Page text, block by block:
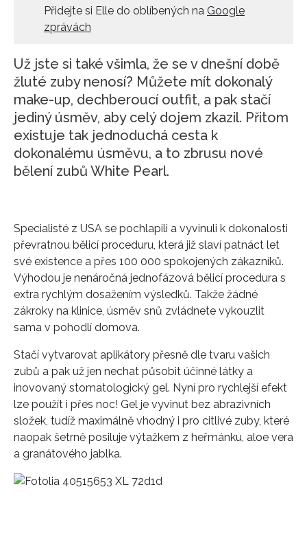
Přidejte si Elle do oblíbených na Google
zprávách
Už jste si také všimla, že se v dnešní době
žluté zuby nenosí? Můžete mít dokonalý
make-up, dechberoucí outfit, a pak stačí
jediný úsměv, aby celý dojem zkazil. Přitom
existuje tak jednoduchá cesta k
dokonalému úsměvu, a to zbrusu nové
bělení zubů White Pearl.
Specialisté z USA se pochlapili a vyvinuli k dokonalosti
převratnou bělicí proceduru, která již slaví patnáct let
své existence a přes 100 000 spokojených zákazníků.
Výhodou je nenáročná jednofázová bělicí procedura s
extra rychlým dosažením výsledků. Takže žádné
zákroky na klinice, úsměv snů zvládnete vykouzlit
sama v pohodlí domova.
Stačí vytvarovat aplikátory přesně dle tvaru vašich
zubů a pak už jen nechat působit účinné látky a
inovovaný stomatologický gel. Nyní pro rychlejší efekt
lze použít i přes noc! Gel je vyvinut bez abrazivních
složek, tudíž maximálně vhodný i pro citlivé zuby, které
naopak šetrně posiluje výtažkem z heřmánku, aloe vera
a granátového jablka.